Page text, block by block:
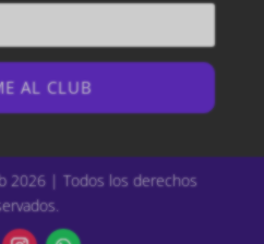
AL CLUB
2026 | Todos los derechos